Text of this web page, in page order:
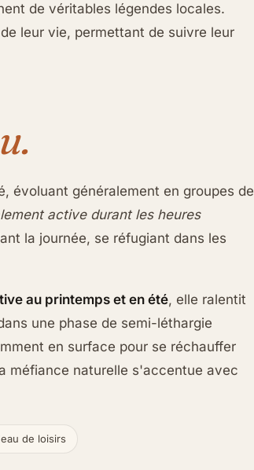
de véritables légendes locales.
leur vie, permettant de suivre leur
évoluant généralement en groupes de
active durant les heures
la journée, se réfugiant dans les
au printemps et en été, elle ralentit
une phase de semi-léthargie
en surface pour se réchauffer
méfiance naturelle s'accentue avec
de loisirs